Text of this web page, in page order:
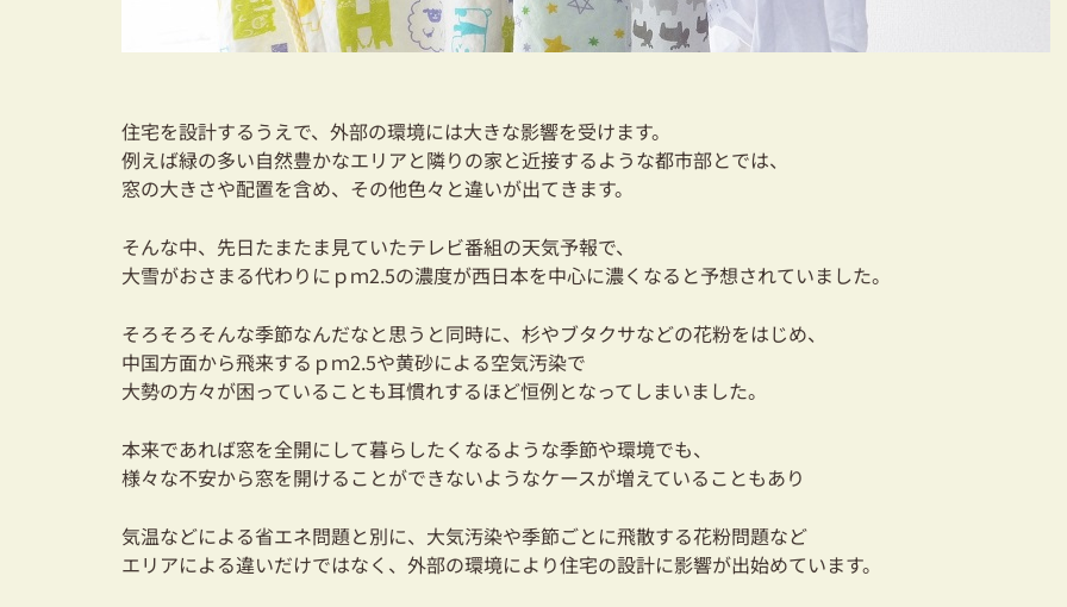
住宅を設計するうえで、外部の環境には大きな影響を受けます。
例えば緑の多い自然豊かなエリアと隣りの家と近接するような都市部とでは、
窓の大きさや配置を含め、その他色々と違いが出てきます。
そんな中、先日たまたま見ていたテレビ番組の天気予報で、
大雪がおさまる代わりにｐｍ2.5の濃度が西日本を中心に濃くなると予想されていました。
そろそろそんな季節なんだなと思うと同時に、杉やブタクサなどの花粉をはじめ、
中国方面から飛来するｐｍ2.5や黄砂による空気汚染で
大勢の方々が困っていることも耳慣れするほど恒例となってしまいました。
本来であれば窓を全開にして暮らしたくなるような季節や環境でも、
様々な不安から窓を開けることができないようなケースが増えていることもあり
気温などによる省エネ問題と別に、大気汚染や季節ごとに飛散する花粉問題など
エリアによる違いだけではなく、外部の環境により住宅の設計に影響が出始めています。